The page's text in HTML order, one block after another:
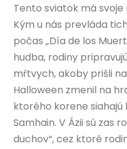
Tento sviatok má
Kým u nás prevláda
počas „Día de los
hudba, rodiny
mŕtvych, akoby prišli
Halloween zmenil na
ktorého korene siahajú
Samhain. V Ázii sú zas
duchov“, cez ktoré